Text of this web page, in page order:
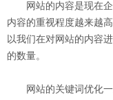
网站的内容是现在企
内容的重视程度越来越
以我们在对网站的内容
的数量。
网站的关键词优化一